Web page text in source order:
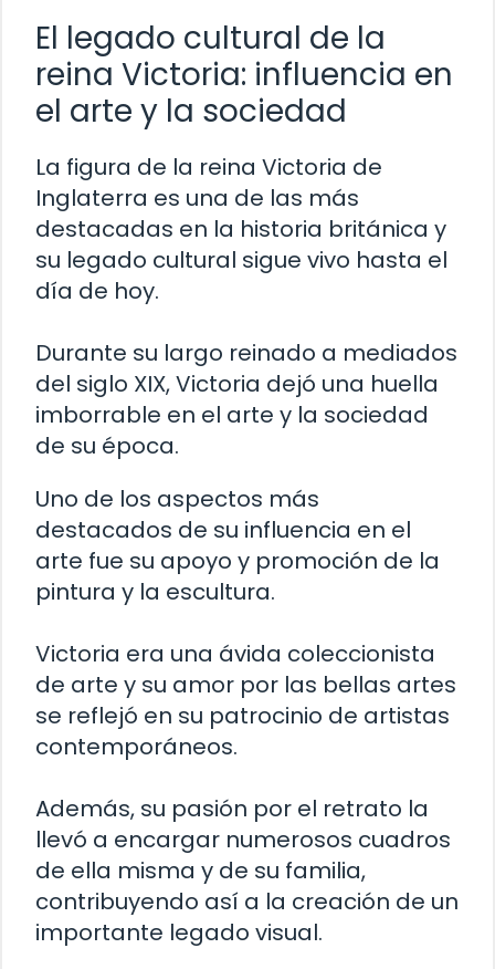
El legado cultural de la
reina Victoria: influencia en
el arte y la sociedad
La figura de la reina Victoria de
Inglaterra es una de las más
destacadas en la historia británica y
su legado cultural sigue vivo hasta el
día de hoy.
Durante su largo reinado a mediados
del siglo XIX, Victoria dejó una huella
imborrable en el arte y la sociedad
de su época.
Uno de los aspectos más
destacados de su influencia en el
arte fue su apoyo y promoción de la
pintura y la escultura.
Victoria era una ávida coleccionista
de arte y su amor por las bellas artes
se reflejó en su patrocinio de artistas
contemporáneos.
Además, su pasión por el retrato la
llevó a encargar numerosos cuadros
de ella misma y de su familia,
contribuyendo así a la creación de un
importante legado visual.